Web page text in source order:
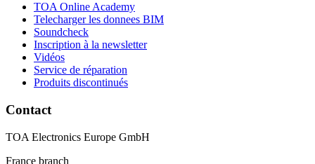
TOA Online Academy
Telecharger les donnees BIM
Soundcheck
Inscription à la newsletter
Vidéos
Service de réparation
Produits discontinués
Contact
TOA Electronics Europe GmbH
France branch